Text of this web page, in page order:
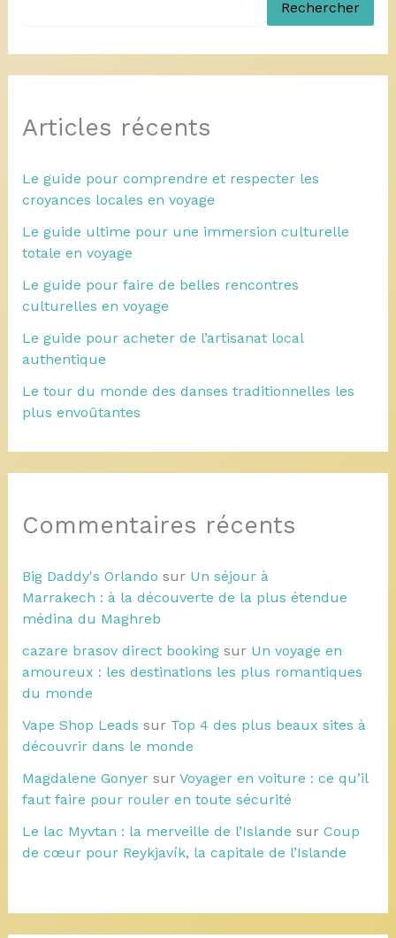
Rechercher
Articles récents
Le guide pour comprendre et respecter les
croyances locales en voyage
Le guide ultime pour une immersion culturelle
totale en voyage
Le guide pour faire de belles rencontres
culturelles en voyage
Le guide pour acheter de l’artisanat local
authentique
Le tour du monde des danses traditionnelles les
plus envoûtantes
Commentaires récents
Big Daddy's Orlando sur Un séjour à
Marrakech : à la découverte de la plus étendue
médina du Maghreb
cazare brasov direct bookingsur Un voyage en
amoureux : les destinations les plus romantiques
du monde
Vape Shop Leads sur Top 4 des plus beaux sites à
découvrir dans le monde
Magdalene Gonyersur Voyager en voiture : ce qu’il
faut faire pour rouler en toute sécurité
Le lac Myvtan : la merveille de l’Islande sur Coup
de cœur pour Reykjavík, la capitale de l’Islande